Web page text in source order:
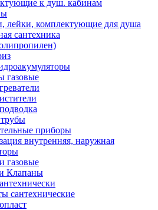
к душ. кабинам
лейки, комплектующие для душа
сантехника
газовые
приборы
внутренняя, наружная
газовые
Клапаны
сантехнические